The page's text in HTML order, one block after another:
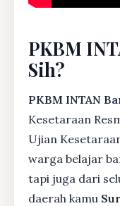
PKBM
Sih?
PKBM INTAN
Kesetaraan
Ujian
warga belajar
tapi juga dari
daerah kamu